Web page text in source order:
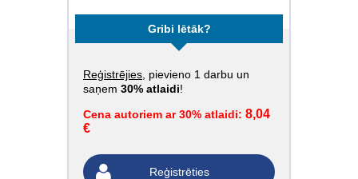
Gribi lētāk?
Reģistrējies , pievieno 1 darbu un
saņem 30% atlaidi!
Cena autoriem ar 30% atlaidi: 8,04
€
Reģistrēties